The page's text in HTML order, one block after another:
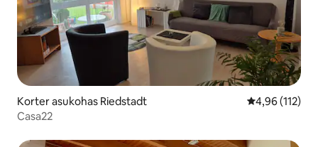
Korter asukohas Riedstadt Keskmine
4,96 (112)
Casa22